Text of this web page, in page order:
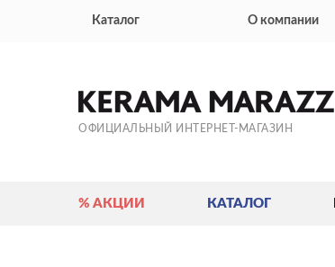
Каталог О компании
ОФИЦИАЛЬНЫЙ ИНТЕРНЕТ-МАГАЗИН
% АКЦИИ КАТАЛОГ